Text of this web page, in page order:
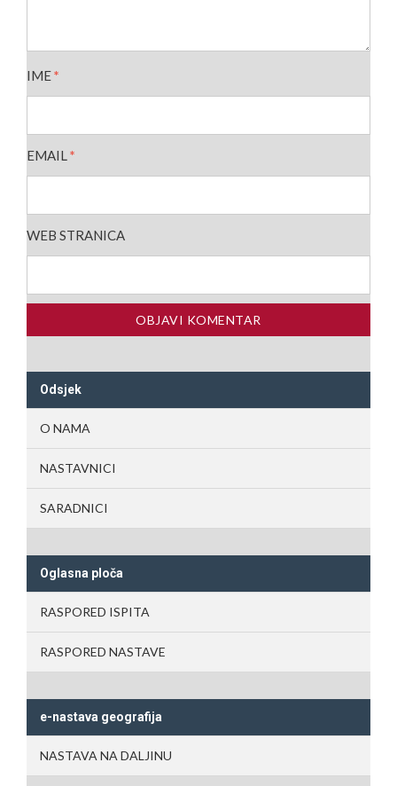
IME*
EMAIL*
WEB STRANICA
Odsjek
O NAMA
NASTAVNICI
SARADNICI
Oglasna ploča
RASPORED ISPITA
RASPORED NASTAVE
e-nastava geografija
NASTAVA NA DALJINU